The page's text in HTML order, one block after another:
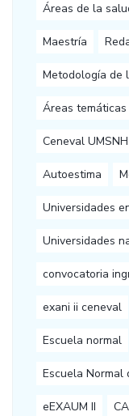
Áreas de la
Maestría
Metodología de
Áreas temáticas
Ceneval UMSNH
Autoestima
Universidades
Universidades
convocatoria
exani ii ceneval
Escuela normal
Escuela Normal
eEXAUM II